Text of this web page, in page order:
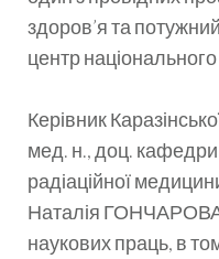
здоров’я та
центр
Керівник
мед. н., доц. кафедри
радіаційної
Наталія
наукових праць, в